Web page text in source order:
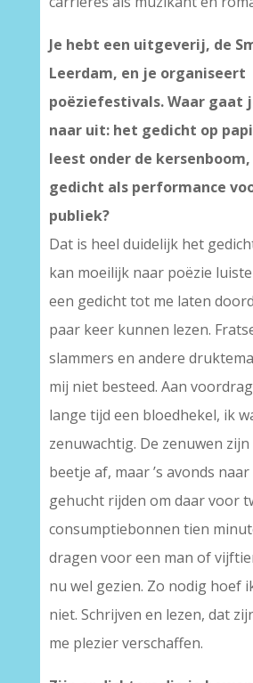
Je hebt een uitgeverij, de
Leerdam, en je organiseert
poëziefestivals. Waar gaat
naar uit: het gedicht op
leest onder de
gedicht als performance
publiek?
Dat is heel duidelijk het
kan moeilijk naar poëzie
een gedicht tot me laten
paar keer kunnen lezen.
slammers en andere
mij niet besteed. Aan
lange tijd een bloedhekel, ik
zenuwachtig. De zenuwen zijn
beetje af, maar ’s avonds
gehucht rijden om daar voor
consumptiebonnen tien
dragen voor een man of
nu wel gezien. Zo nodig hoef
niet. Schrijven en lezen, dat
me plezier verschaffen.